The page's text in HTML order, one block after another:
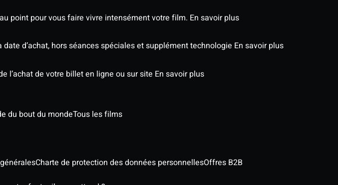
point pour vous faire vivre intensément votre film. En savoir plus
d’achat, hors séances spéciales et supplément technologie En savoir plus
l’achat de votre billet en ligne ou sur site En savoir plus
du bout du mondeTous les films
Charte de protection des données personnellesOffres B2B